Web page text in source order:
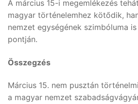
A március 15-i megemlékezés
magyar történelemhez kötődik,
nemzet egységének szimbóluma
pontján.
Összegzés
Március 15. nem pusztán
a magyar nemzet